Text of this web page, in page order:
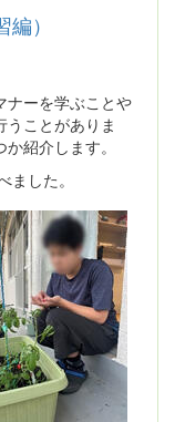
）
ナーを学ぶことや
ことがありま
紹介します。
した。